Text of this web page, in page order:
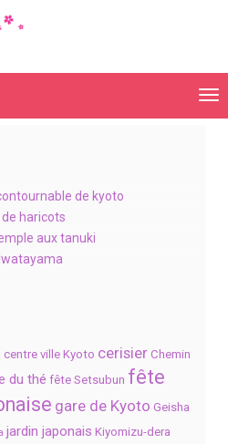
de kyoto
haricots
aux tanuki
centre ville Kyoto cerisier Chemin
du thé fête Setsubun fête
gare de Kyoto Geisha
jardin japonais Kiyomizu-dera